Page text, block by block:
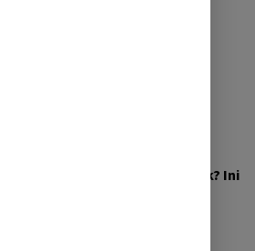
Apakah Allah itu Ghaib atau Tidak? Ini